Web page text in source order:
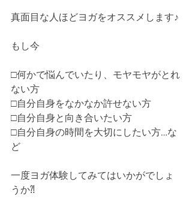
真面目な人ほどヨガをオススメします♪
もし今
□何かで悩んでいたり、モヤモヤがとれ
ない方
□自分自身をなかなか許せない方
□自分自身と向き合いたい方
□自分自身の時間を大切にしたい方…な
ど
一度ヨガ体験してみてはいかがでしょ
うか⁈